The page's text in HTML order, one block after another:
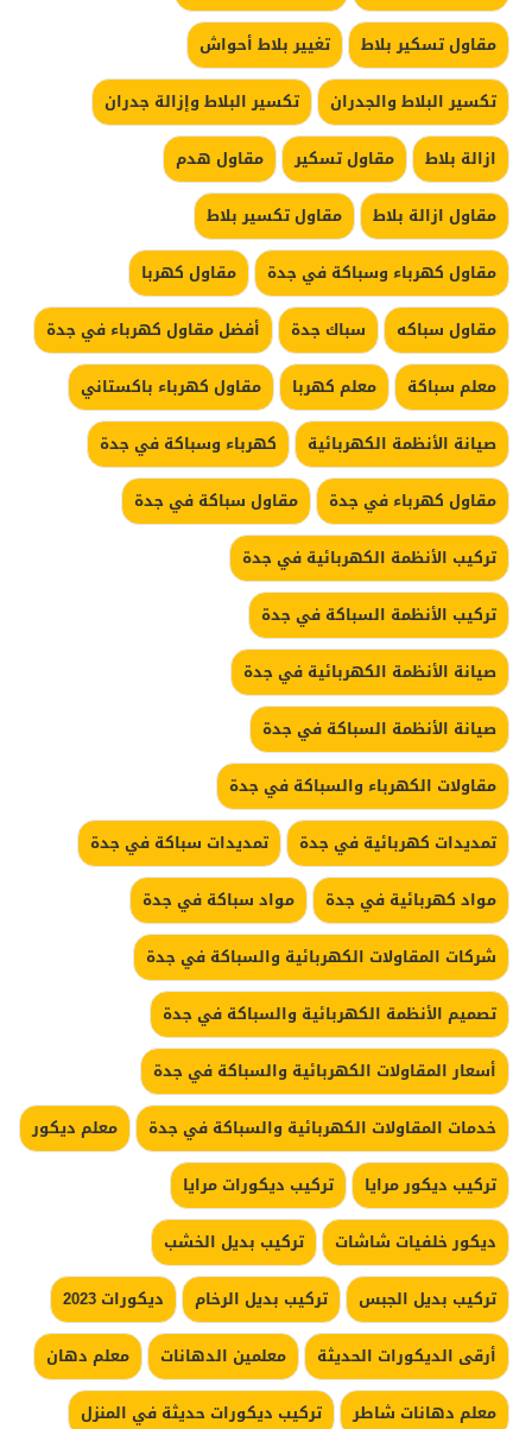
مقاول تسكير بلاط
تغيير بلاط أحواش
تكسير البلاط والجدران
تكسير البلاط وإزالة جدران
ازالة بلاط
مقاول تسكير
مقاول هدم
مقاول ازالة بلاط
مقاول تكسير بلاط
مقاول كهرباء وسباكة في جدة
مقاول كهربا
مقاول سباكه
سباك جدة
أفضل مقاول كهرباء في جدة
معلم سباكة
معلم كهربا
مقاول كهرباء باكستاني
صيانة الأنظمة الكهربائية
كهرباء وسباكة في جدة
مقاول كهرباء في جدة
مقاول سباكة في جدة
تركيب الأنظمة الكهربائية في جدة
تركيب الأنظمة السباكة في جدة
صيانة الأنظمة الكهربائية في جدة
صيانة الأنظمة السباكة في جدة
مقاولات الكهرباء والسباكة في جدة
تمديدات كهربائية في جدة
تمديدات سباكة في جدة
مواد كهربائية في جدة
مواد سباكة في جدة
شركات المقاولات الكهربائية والسباكة في جدة
تصميم الأنظمة الكهربائية والسباكة في جدة
أسعار المقاولات الكهربائية والسباكة في جدة
خدمات المقاولات الكهربائية والسباكة في جدة
معلم ديكور
تركيب ديكور مرايا
تركيب ديكورات مرايا
ديكور خلفيات شاشات
تركيب بديل الخشب
تركيب بديل الجبس
تركيب بديل الرخام
ديكورات 2023
أرقى الديكورات الحديثة
معلمين الدهانات
معلم دهان
معلم دهانات شاطر
تركيب ديكورات حديثة في المنزل